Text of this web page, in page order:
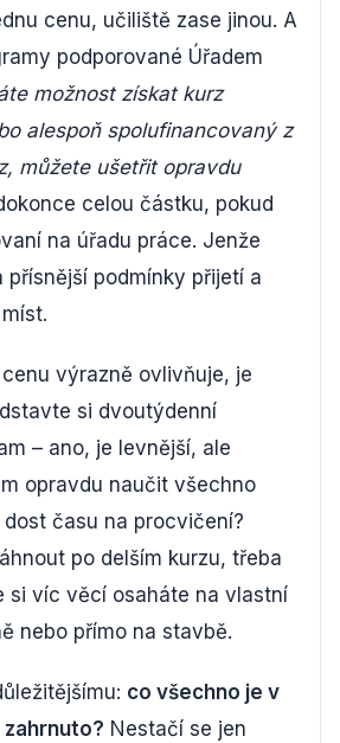
cenu, učiliště zase jinou. A
podporované Úřadem
možnost získat kurz
alespoň spolufinancovaný z
můžete ušetřit opravdu
celou částku, pokud
na úřadu práce. Jenže
přísnější podmínky přijetí a
výrazně ovlivňuje, je
si dvoutýdenní
– ano, je levnější, ale
opravdu naučit všechno
času na procvičení?
po delším kurzu, třeba
si víc věcí osaháte na vlastní
nebo přímo na stavbě.
co všechno je v
Nestačí se jen